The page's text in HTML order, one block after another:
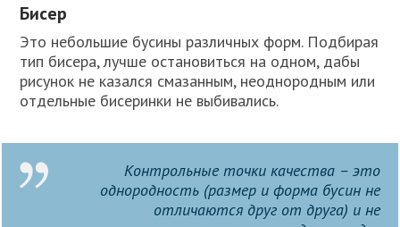
Бисер
Это небольшие бусины различных форм. Подбирая
тип бисера, лучше остановиться на одном, дабы
рисунок не казался смазанным, неоднородным или
отдельные бисеринки не выбивались.
Контрольные точки качества – это
однородность (размер и форма бусин не
отличаются друг от друга) и не